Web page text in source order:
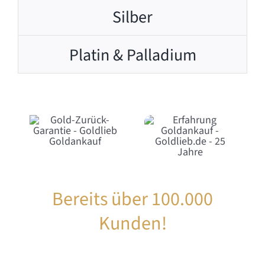
Silber
Platin & Palladium
Bereits über 100.000
Kunden!